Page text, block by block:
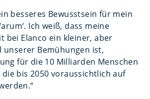
besseres Bewusstsein für mein
Ich weiß, dass meine
bei Elanco ein kleiner, aber
unserer Bemühungen ist,
für die 10 Milliarden Menschen
bis 2050 voraussichtlich auf